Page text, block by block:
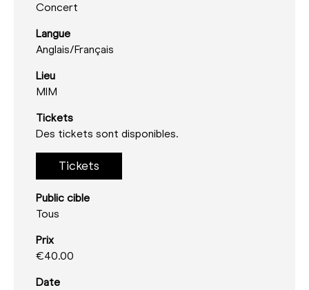
Concert
Langue
Anglais/Français
Lieu
MIM
Tickets
Des tickets sont disponibles.
Tickets
Public cible
Tous
Prix
€40.00
Date